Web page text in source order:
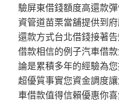
驗屏東借錢額度高還款
資管道苗栗當舖提供到
還款方式台北借錢接著
借款相信的例子汽車借
論是累積多年的經驗為
超優質事實您資金調度
車借款值得信賴優惠你